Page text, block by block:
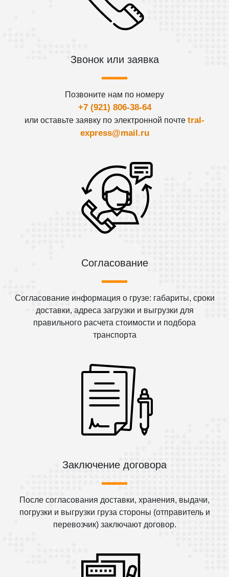
Звонок или заявка
Позвоните нам по номеру
+7 (921) 806-38-64
или оставьте заявку по электронной почте tral-
express@mail.ru
Согласование
Согласование информация о грузе: габариты, сроки
доставки, адреса загрузки и выгрузки для
правильного расчета стоимости и подбора
транспорта
Заключение договора
После согласования доставки, хранения, выдачи,
погрузки и выгрузки груза стороны (отправитель и
перевозчик) заключают договор.